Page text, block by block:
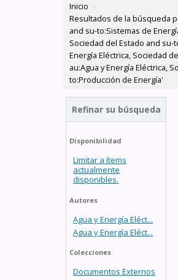
Inicio ›
Resultados de la búsqueda
and su-to:Sistemas de
Sociedad del Estado and su-
Energía Eléctrica, Sociedad
au:Agua y Energía Eléctrica,
to:Producción de Energía'
Refinar su búsqueda
Disponibilidad
Limitar a ítems
actualmente
disponibles.
Autores
Agua y Energía Eléct...
Agua y Energía Eléct...
Colecciones
Documentos Externos